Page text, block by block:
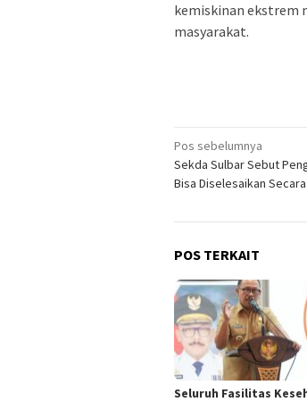
kemiskinan ekstrem
masyarakat.
Navigasi
pos
Pos sebelumnya
Sekda Sulbar Sebut
Bisa Diselesaikan
POS TERKAIT
Seluruh Fasilitas